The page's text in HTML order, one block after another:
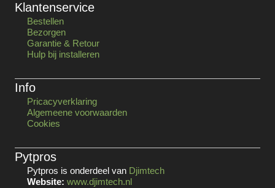
Klantenservice
Bestellen
Bezorgen
Garantie & Retour
Hulp bij installeren
Info
Pricacyverklaring
Algemeene voorwaarden
Cookies
Pytpros
Pytpros is onderdeel van Djimtech
Website: www.djimtech.nl